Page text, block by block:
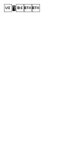
�